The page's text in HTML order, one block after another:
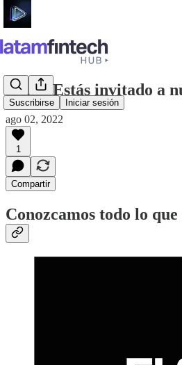
Suscribirse Iniciar sesión
👾 👾 ¡Estás invitado
ago 02, 2022
1
Compartir
Conozcamos todo lo